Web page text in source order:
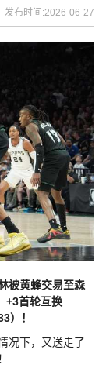
发布时间:2026-06-27
被黄蜂交易至森
+3首轮互换
）！
况下，又送走了